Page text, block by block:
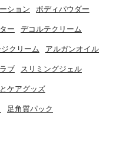
ション ボディパウダー
ー デコルテクリーム
クリーム アルガンオイル
ブ スリミングジェル
ケアグッズ
足角質パック